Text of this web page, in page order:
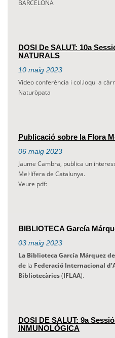
BARCELONA
DOSI De SALUT: 10a
NATURALS
10 maig 2023
Video conferència i col.loqui a
Naturòpata
Publicació sobre la Flora
06 maig 2023
Jaume Cambra, publica un
Mel·lífera de Catalunya.
Veure pdf:
BIBLIOTECA García
03 maig 2023
La Biblioteca García Márquez
de la Federació Internacional
Bibliotecàries(IFLAA).
DOSI DE SALUT: 9a
INMUNOLÒGICA